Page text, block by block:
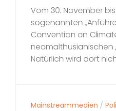
Vom 30. November bis
sogenannten
Convention on
neomalthusianischen
Natürlich wird dort
Mainstreammedien /